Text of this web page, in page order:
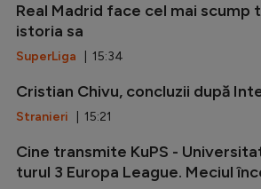
Real Madrid face cel mai scump
istoria sa
SuperLiga | 15:34
Cristian Chivu, concluzii după
Stranieri | 15:21
Cine transmite KuPS -
turul 3 Europa League. Meciul